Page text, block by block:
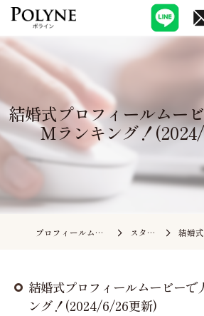
結婚式プロフィールムー
Mランキング！
プロフィールムービーの依頼ならポライン スタッフブログ 結婚式プロフ
結婚式プロフィールムービー
ング！(2024/6/26更新)